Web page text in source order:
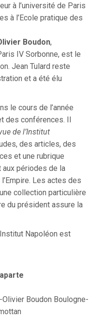
à l’université de Paris
à l’Ecole pratique des
Boudon,
IV Sorbonne, est le
Jean Tulard reste
et a été élu
le cours de l’année
des conférences. Il
de l’Institut
des articles, des
et une rubrique
périodes de la
Les actes des
collection particulière
du président assure la
Napoléon est
Boudon Boulogne-